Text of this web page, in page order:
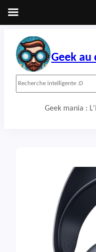
contenu
Geek
Geek mania :